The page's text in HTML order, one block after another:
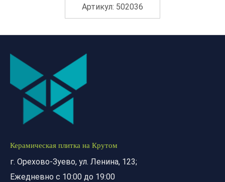
Артикул: 502036
Керамическая плитка на Крутом
г. Орехово-Зуево, ул. Ленина, 123;
Ежедневно с 10:00 до 19:00